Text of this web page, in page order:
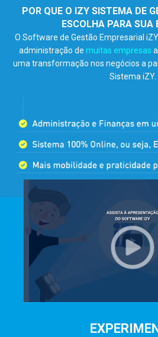
POR QUE O IZY SISTEMA DE
ESCOLHA PARA SUA
O Software de Gestão Empresarial
administração de muitas empresas
uma transformação nos negócios a
Sistema iZY.